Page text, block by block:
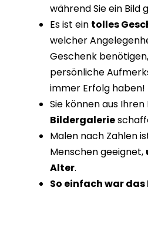
während Sie ein Bild
Es ist ein tolles
welcher
Geschenk
persönliche
immer Erfolg haben!
Sie können aus
Bildergalerie
Malen nach Zahlen
Menschen geeignet,
Alter.
So einfach war